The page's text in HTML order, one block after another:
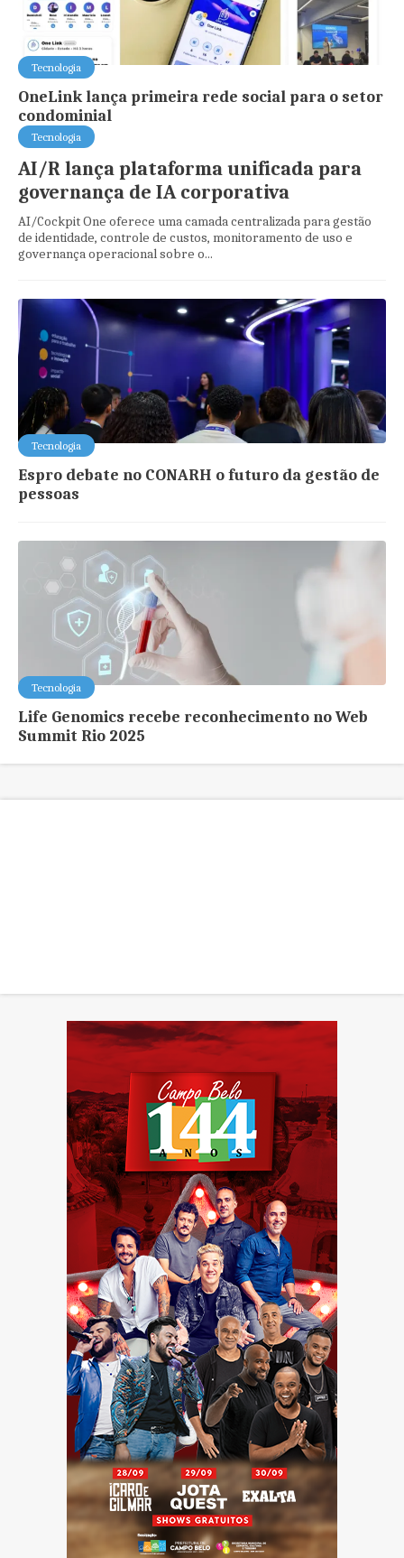
Tecnologia
OneLink lança primeira rede social para o setor
condominial
Tecnologia
AI/R lança plataforma unificada para
governança de IA corporativa
AI/Cockpit One oferece uma camada centralizada para gestão
de identidade, controle de custos, monitoramento de uso e
governança operacional sobre o...
Tecnologia
Espro debate no CONARH o futuro da gestão de
pessoas
Tecnologia
Life Genomics recebe reconhecimento no Web
Summit Rio 2025